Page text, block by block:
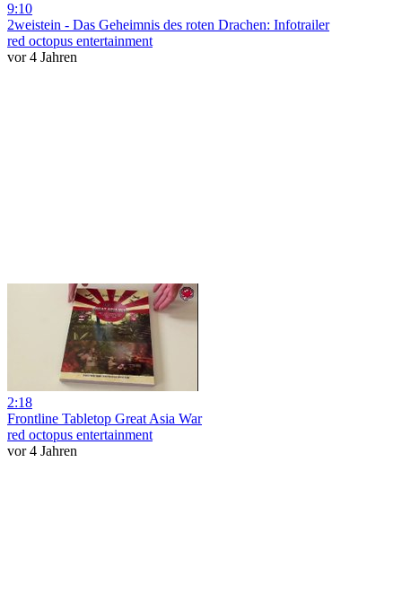
9:10
2weistein - Das Geheimnis des roten Drachen: Infotrailer
red octopus entertainment
vor 4 Jahren
2:18
Frontline Tabletop Great Asia War
red octopus entertainment
vor 4 Jahren